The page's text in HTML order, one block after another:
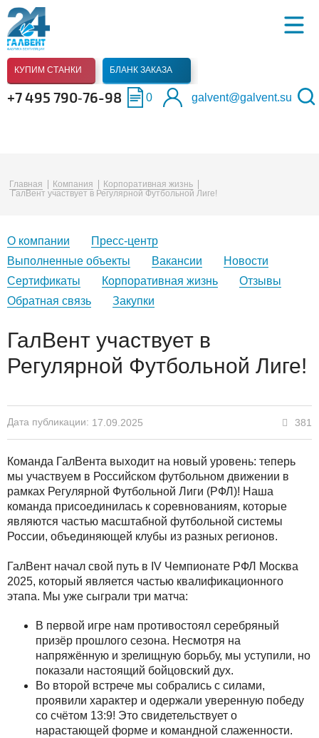
КУПИМ СТАНКИ БЛАНК ЗАКАЗА
+7 495 790‑76-98 0 galvent@galvent.su
Главная Компания
Корпоративная жизнь
ГалВент участвует в Регулярной Футбольной Лиге!
О компании
Пресс-центр
Выполненные объекты
Вакансии
Новости
Сертификаты
Корпоративная жизнь
Отзывы
Обратная связь
Закупки
ГалВент участвует в
Регулярной Футбольной Лиге!
Дата публикации: 17.09.2025 381
Команда ГалВента выходит на новый уровень: теперь
мы участвуем в Российском футбольном движении в
рамках Регулярной Футбольной Лиги (РФЛ)! Наша
команда присоединилась к соревнованиям, которые
являются частью масштабной футбольной системы
России, объединяющей клубы из разных регионов.
ГалВент начал свой путь в IV Чемпионате РФЛ Москва
2025, который является частью квалификационного
этапа. Мы уже сыграли три матча:
В первой игре нам противостоял серебряный
призёр прошлого сезона. Несмотря на
напряжённую и зрелищную борьбу, мы уступили, но
показали настоящий бойцовский дух.
Во второй встрече мы собрались с силами,
проявили характер и одержали уверенную победу
со счётом 13:9! Это свидетельствует о
нарастающей форме и командной слаженности.